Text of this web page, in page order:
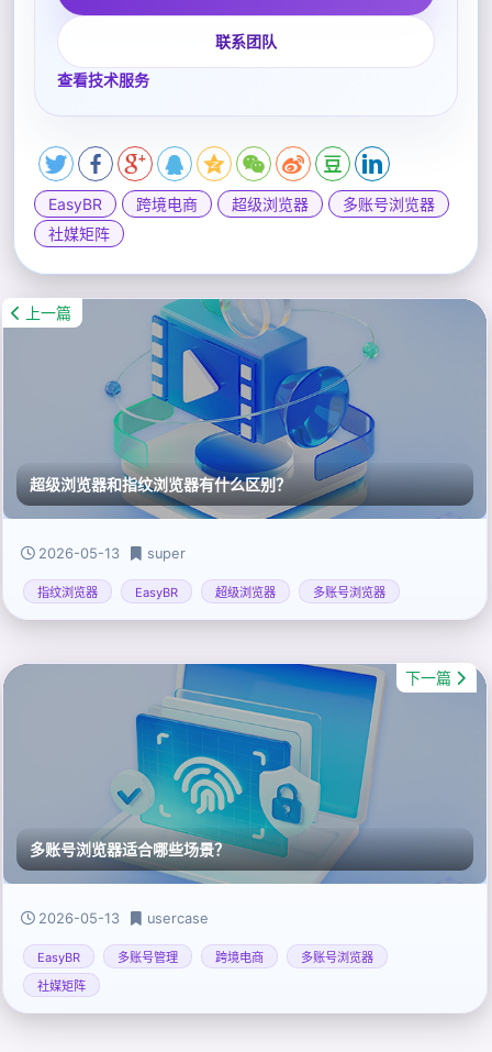
联系团队
查看技术服务
EasyBR 跨境电商 超级浏览器
多账号浏览器
社媒矩阵
上一篇
超级浏览器和指纹浏览器有什么区别？
2026-05-13 super
指纹浏览器 EasyBR 超级浏览器 多账号浏览器
下一篇
多账号浏览器适合哪些场景？
2026-05-13 usercase
EasyBR 多账号管理 跨境电商
多账号浏览器
社媒矩阵